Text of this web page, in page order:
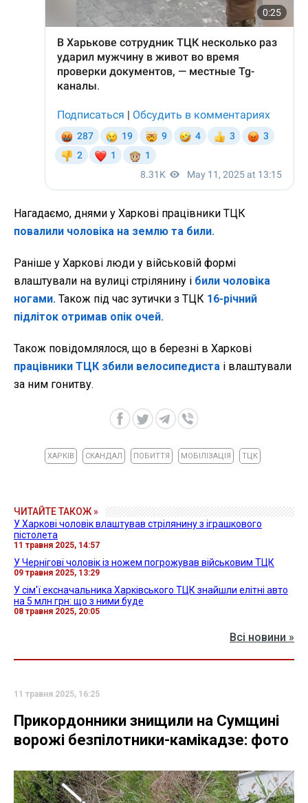
Нагадаємо, днями у Харкові працівники ТЦК
повалили чоловіка на землю та били.
Раніше у Харкові люди у військовій формі
влаштували на вулиці стрілянину і били чоловіка
ногами. Також під час зутички з ТЦК 16-річний
підліток отримав опік очей.
Також повідомлялося, що в березні в Харкові
працівники ТЦК збили велосипедиста і влаштували
за ним гонитву.
ХАРКІВ СКАНДАЛ ПОБИТТЯ МОБІЛІЗАЦІЯ ТЦК
ЧИТАЙТЕ ТАКОЖ »
У Харкові чоловік влаштував стрілянину з іграшкового
пістолета
11 травня 2025, 14:57
У Чернігові чоловік із ножем погрожував військовим ТЦК
09 травня 2025, 13:29
У сім'ї ексначальника Харківського ТЦК знайшли елітні авто
на 5 млн грн: що з ними буде
08 травня 2025, 20:05
Всі новини »
11 травня 2025, 16:25
Прикордонники знищили на Сумщині
ворожі безпілотники-камікадзе: фото